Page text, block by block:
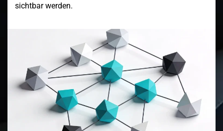
sichtbar werden.